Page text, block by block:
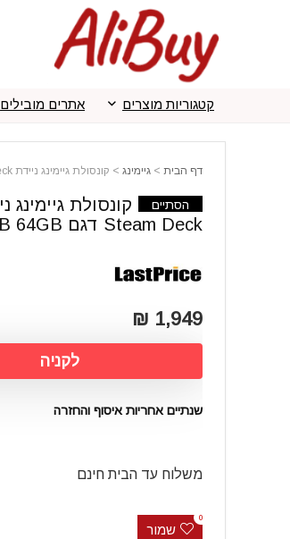
קטגוריות מוצרים אתרים מובילים
דף הבית > גיימינג > קונסולת גיימינג ניידת Valve Steam Deck דגם 16GB 64GB
הסתיים
Steam Deck דגם 16GB 64GB
1,949 ₪
לקניה
שנתיים אחריות איסוף והחזרה
משלוח עד הבית חינם
שמור
0